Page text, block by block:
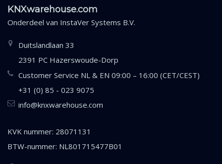
KNXwarehouse.com
Onderdeel van InstaVer Systems B.V.
Duitslandlaan 33
2391 PC Hazerswoude-Dorp
Customer Service NL & EN 09:00 – 16:00 (CET/CEST)
+31 (0) 85 - 023 9075
info@knxwarehouse.com
KVK nummer: 28071131
BTW-nummer: NL801715477B01